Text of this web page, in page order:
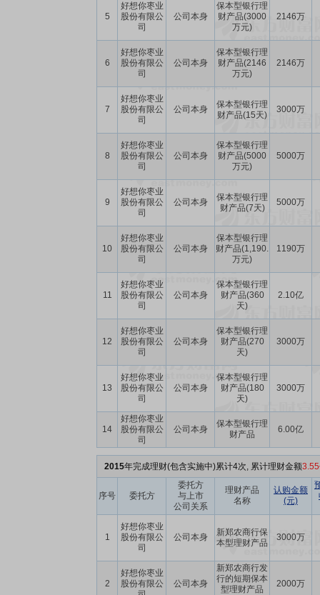
5
好想你枣业
股份有限公
司
公司本身
保本型银行理
财产品(3000
万元)
2146万
6
好想你枣业
股份有限公
司
公司本身
保本型银行理
财产品(2146
万元)
2146万
7
好想你枣业
股份有限公
司
公司本身
保本型银行理
财产品(15天)
3000万
8
好想你枣业
股份有限公
司
公司本身
保本型银行理
财产品(5000
万元)
5000万
9
好想你枣业
股份有限公
司
公司本身
保本型银行理
财产品(7天)
5000万
10
好想你枣业
股份有限公
司
公司本身
保本型银行理
财产品(1,190.
万元)
1190万
11
好想你枣业
股份有限公
司
公司本身
保本型银行理
财产品(360
天)
2.10亿
12
好想你枣业
股份有限公
司
公司本身
保本型银行理
财产品(270
天)
3000万
13
好想你枣业
股份有限公
司
公司本身
保本型银行理
财产品(180
天)
3000万
14
好想你枣业
股份有限公
司
公司本身
保本型银行理
财产品
6.00亿
2015年完成理财(包含实施中)累计4次, 累计理财金额
序号 委托方
委托方
与上市
公司关系
理财产品
名称
认购金额
(元)
1
好想你枣业
股份有限公
司
公司本身
新郑农商行保
本型理财产品
3000万
2
好想你枣业
股份有限公
公司本身
新郑农商行发
行的短期保本
型理财产品
2000万